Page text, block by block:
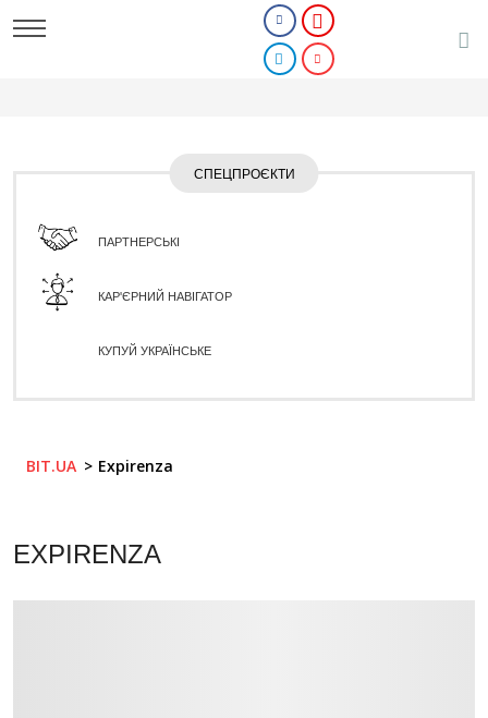
СПЕЦПРОЄКТИ
ПАРТНЕРСЬКІ
КАР'ЄРНИЙ НАВІГАТОР
КУПУЙ УКРАЇНСЬКЕ
BIT.UA Expirenza
EXPIRENZA